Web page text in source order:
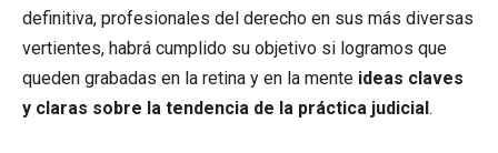
definitiva, profesionales del derecho en sus más diversas
vertientes, habrá cumplido su objetivo si logramos que
queden grabadas en la retina y en la mente ideas claves
y claras sobre la tendencia de la práctica judicial.